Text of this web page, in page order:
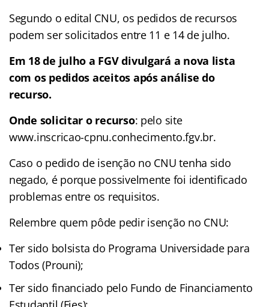
Segundo o edital CNU, os pedidos de recursos
podem ser solicitados entre 11 e 14 de julho.
Em 18 de julho a FGV divulgará a nova lista
com os pedidos aceitos após análise do
recurso.
Onde solicitar o recurso: pelo site
www.inscricao-cpnu.conhecimento.fgv.br.
Caso o pedido de isenção no CNU tenha sido
negado, é porque possivelmente foi identificado
problemas entre os requisitos.
Relembre quem pôde pedir isenção no CNU:
Ter sido bolsista do Programa Universidade para
Todos (Prouni);
Ter sido financiado pelo Fundo de Financiamento